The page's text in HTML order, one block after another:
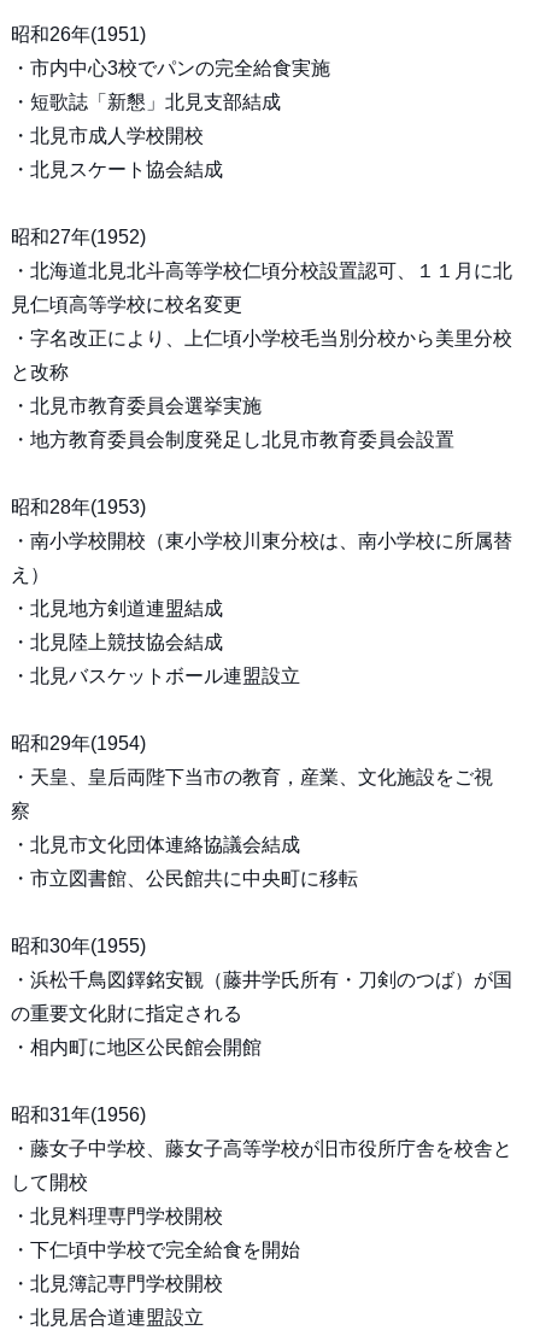
昭和26年(1951)
・市内中心3校でパンの完全給食実施
・短歌誌「新懇」北見支部結成
・北見市成人学校開校
・北見スケート協会結成
昭和27年(1952)
・北海道北見北斗高等学校仁頃分校設置認可、１１月に北
見仁頃高等学校に校名変更
・字名改正により、上仁頃小学校毛当別分校から美里分校
と改称
・北見市教育委員会選挙実施
・地方教育委員会制度発足し北見市教育委員会設置
昭和28年(1953)
・南小学校開校（東小学校川東分校は、南小学校に所属替
え）
・北見地方剣道連盟結成
・北見陸上競技協会結成
・北見バスケットボール連盟設立
昭和29年(1954)
・天皇、皇后両陛下当市の教育，産業、文化施設をご視
察
・北見市文化団体連絡協議会結成
・市立図書館、公民館共に中央町に移転
昭和30年(1955)
・浜松千鳥図鐸銘安観（藤井学氏所有・刀剣のつば）が国
の重要文化財に指定される
・相内町に地区公民館会開館
昭和31年(1956)
・藤女子中学校、藤女子高等学校が旧市役所庁舎を校舎と
して開校
・北見料理専門学校開校
・下仁頃中学校で完全給食を開始
・北見簿記専門学校開校
・北見居合道連盟設立